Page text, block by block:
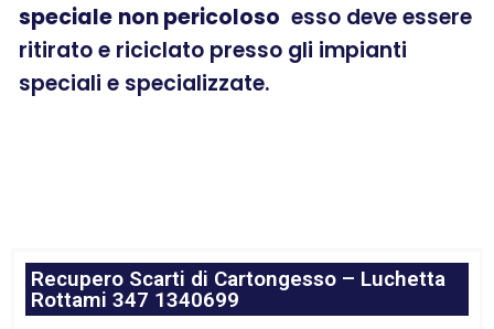
speciale non pericoloso esso deve essere
ritirato e riciclato presso gli impianti
speciali e specializzate.
Recupero Scarti di Cartongesso – Luchetta
Rottami 347 1340699